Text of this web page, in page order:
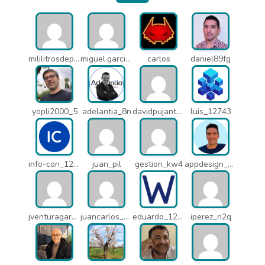
mililitrosdeperfume_lao miguel.garcia_l25 carlos daniel89fg
yopli2000_5 adelantia_8n davidpujantelopez_mrf luis_12743
info-con_12812 juan_pil gestion_kw4 appdesign_pbe
jventuragarcia_13040 juancarlos_ptr eduardo_12367 iperez_n2q